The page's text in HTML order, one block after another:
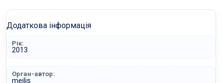
Додаткова інформація
Рік:
2013
Орган-автор:
mejlis